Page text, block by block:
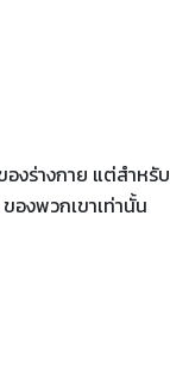
งร่างกาย แต่สำหรับ
องพวกเขาเท่านั้น